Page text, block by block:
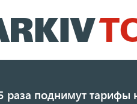
к
раза поднимут тарифы